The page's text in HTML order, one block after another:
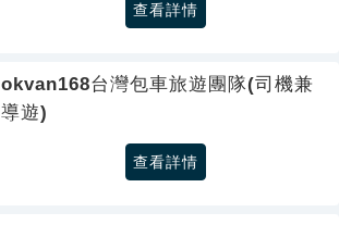
查看詳情
okvan168台灣包車旅遊團隊(司機兼
導遊)
查看詳情